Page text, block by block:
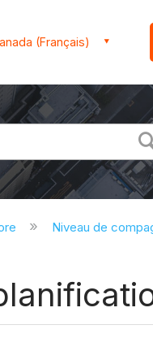
(Français)
Niveau de